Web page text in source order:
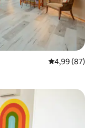
Gemiddelde
4,99 (87)